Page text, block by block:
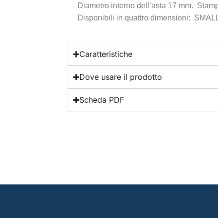
Diametro interno dell’asta 17 mm.
Disponibili in quattro dimensioni:
Caratteristiche
Dove usare il prodotto
Scheda PDF